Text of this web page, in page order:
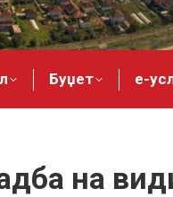
Буџет е-
на